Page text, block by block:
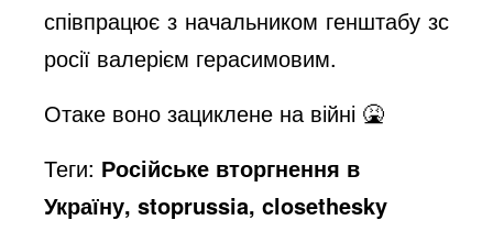
співпрацює з начальником генштабу зс
росії валерієм герасимовим.
Отаке воно зациклене на війні 🤮
Теги: Російське вторгнення в
Україну, stoprussia, closethesky